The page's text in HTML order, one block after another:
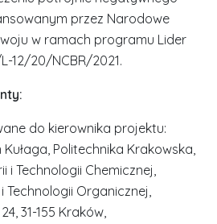
przez Narodowe
w ramach programu Lider
12/20/NCBR/2021.
do kierownika projektu:
Politechnika Krakowska,
i Technologii Chemicznej,
Technologii Organicznej,
31-155 Kraków,